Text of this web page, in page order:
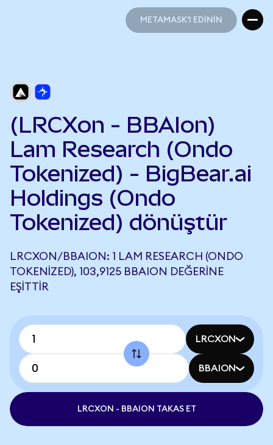
METAMASK'I EDİNİN
(LRCXon - BBAIon)
Lam Research (Ondo
Tokenized) - BigBear.ai
Holdings (Ondo
Tokenized) dönüştür
LRCXON/BBAION: 1 LAM RESEARCH (ONDO
TOKENIZED), 103,9125 BBAION DEĞERINE
EŞITTIR
LRCXON
BBAION
LRCXON - BBAION TAKAS ET